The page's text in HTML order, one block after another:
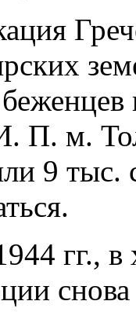
П. м.
9
гг., в